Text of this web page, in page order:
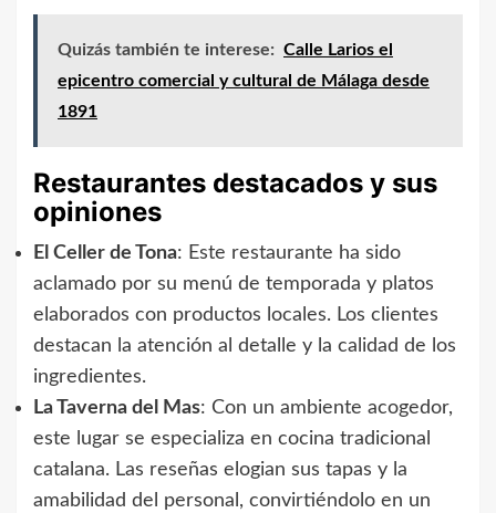
Quizás también te interese: Calle Larios el
epicentro comercial y cultural de Málaga desde
1891
Restaurantes destacados y sus
opiniones
El Celler de Tona: Este restaurante ha sido
aclamado por su menú de temporada y platos
elaborados con productos locales. Los clientes
destacan la atención al detalle y la calidad de los
ingredientes.
La Taverna del Mas: Con un ambiente acogedor,
este lugar se especializa en cocina tradicional
catalana. Las reseñas elogian sus tapas y la
amabilidad del personal, convirtiéndolo en un